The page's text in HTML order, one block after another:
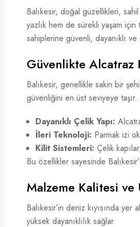
Balıkesir, doğal güzellikleri,
yazlık hem de sürekli yaşam
sahiplerine güvenli, dayanıklı
Güvenlikte Alcatraz
Balıkesir, genellikle sakin bir
güvenliğini en üst seviyeye taşır.
Dayanıklı Çelik Yapı:
İleri Teknoloji: Parmak izi
Kilit Sistemleri: Çelik
Bu özellikler sayesinde
Malzeme Kalitesi ve
Balıkesir’in deniz kıyısında
yüksek dayanıklılık sağlar.